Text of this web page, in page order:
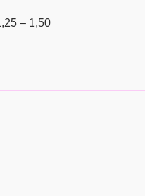
– 1,50